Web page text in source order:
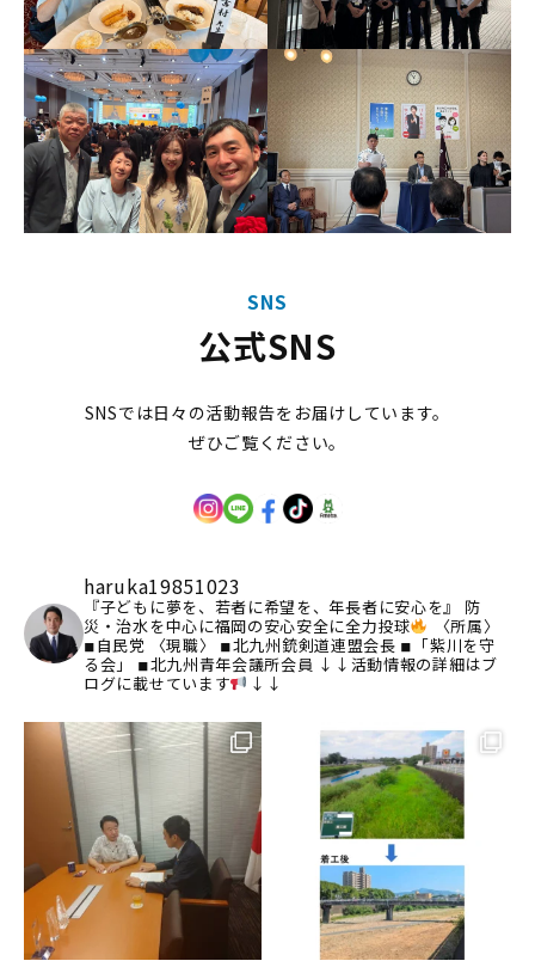
SNS
公式SNS
SNSでは日々の活動報告をお届けしています。
ぜひご覧ください。
haruka19851023
『子どもに夢を、若者に希望を、年長者に安心を』
防
災・治水を中心に福岡の安心安全に全力投球
〈所属〉
◾︎自民党 〈現職〉 ◾︎北九州銃剣道連盟会長 ◾︎「紫川を守
る会」
◾︎北九州青年会議所会員 ↓↓活動情報の詳細はブ
ログに載せています
↓↓